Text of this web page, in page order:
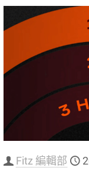
Fitz 編輯部